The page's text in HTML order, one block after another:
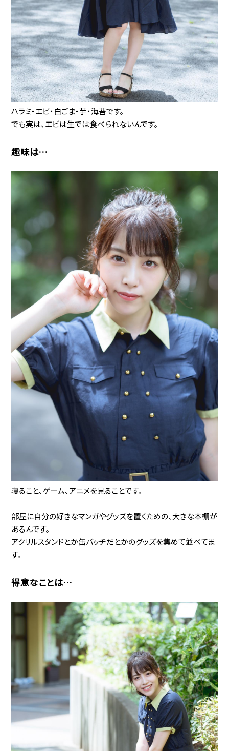
ハラミ・エビ・白ごま・芋・海苔です。
でも実は、エビは生では食べられないんです。
趣味は…
寝ること、ゲーム、アニメを見ることです。
部屋に自分の好きなマンガやグッズを置くための、大きな本棚が
あるんです。
アクリルスタンドとか缶バッチだとかのグッズを集めて並べてま
す。
得意なことは…